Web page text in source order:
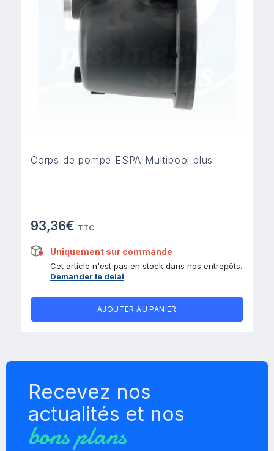
Corps de pompe ESPA Multipool plus
93,36€ TTC
Uniquement sur commande
Cet article n'est pas en stock dans nos entrepôts.
Demander le delai
AJOUTER AU PANIER
Recevez nos
actualités et nos
bons plans